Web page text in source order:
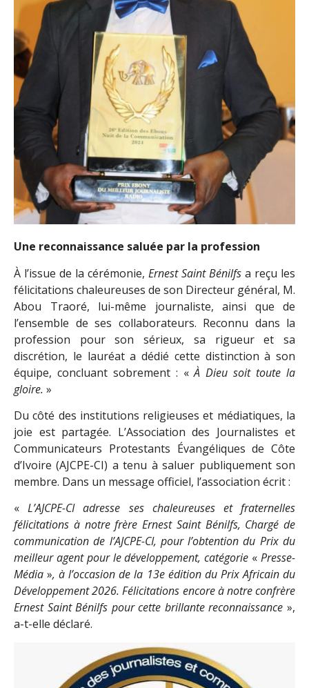
Une reconnaissance saluée par la profession
À l’issue de la cérémonie, Ernest Saint Bénilfs a reçu les
félicitations chaleureuses de son Directeur général, M.
Abou Traoré, lui-même journaliste, ainsi que de
l’ensemble de ses collaborateurs. Reconnu dans la
profession pour son sérieux, sa rigueur et sa
discrétion, le lauréat a dédié cette distinction à son
équipe, concluant sobrement : «À Dieu soit toute la
gloire. »
Du côté des institutions religieuses et médiatiques, la
joie est partagée. L’Association des Journalistes et
Communicateurs Protestants Évangéliques de Côte
d’Ivoire (AJCPE-CI) a tenu à saluer publiquement son
membre. Dans un message officiel, l’association écrit :
«L’AJCPE-CI adresse ses chaleureuses et fraternelles
félicitations à notre frère Ernest Saint Bénilfs, Chargé de
communication de l’AJCPE-CI, pour l’obtention du Prix du
meilleur agent pour le développement, catégorie « Presse-
Média», à l’occasion de la 13e édition du Prix Africain du
Développement 2026. Félicitations encore à notre confrère
Ernest Saint Bénilfs pour cette brillante reconnaissance »,
a-t-elle déclaré.